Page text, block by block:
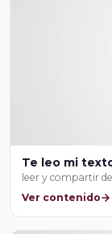
Te leo mi
leer y compartir
Ver contenido